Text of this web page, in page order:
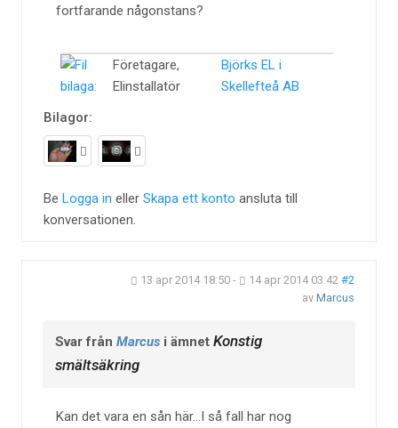
fortfarande någonstans?
Företagare,
Elinstallatör
Björks EL i
Skellefteå AB
Bilagor:
Be Logga in eller Skapa ett konto ansluta till
konversationen.
13 apr 2014 18:50 - 14 apr 2014 03:42 #2
av Marcus
Svar från Marcus i ämnet Konstig
smältsäkring
Kan det vara en sån här...I så fall har nog